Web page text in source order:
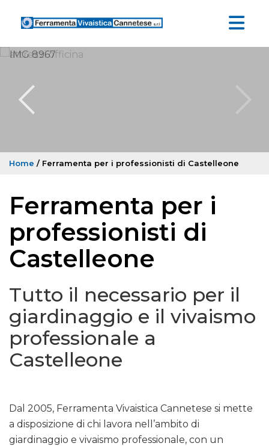
Home / Ferramenta per i professionisti di Castelleone
Ferramenta per i
professionisti di
Castelleone
Tutto il necessario per il
giardinaggio e il vivaismo
professionale a
Castelleone
Dal 2005, Ferramenta Vivaistica Cannetese si mette
a disposizione di chi lavora nell’ambito di
giardinaggio e vivaismo professionale, con un